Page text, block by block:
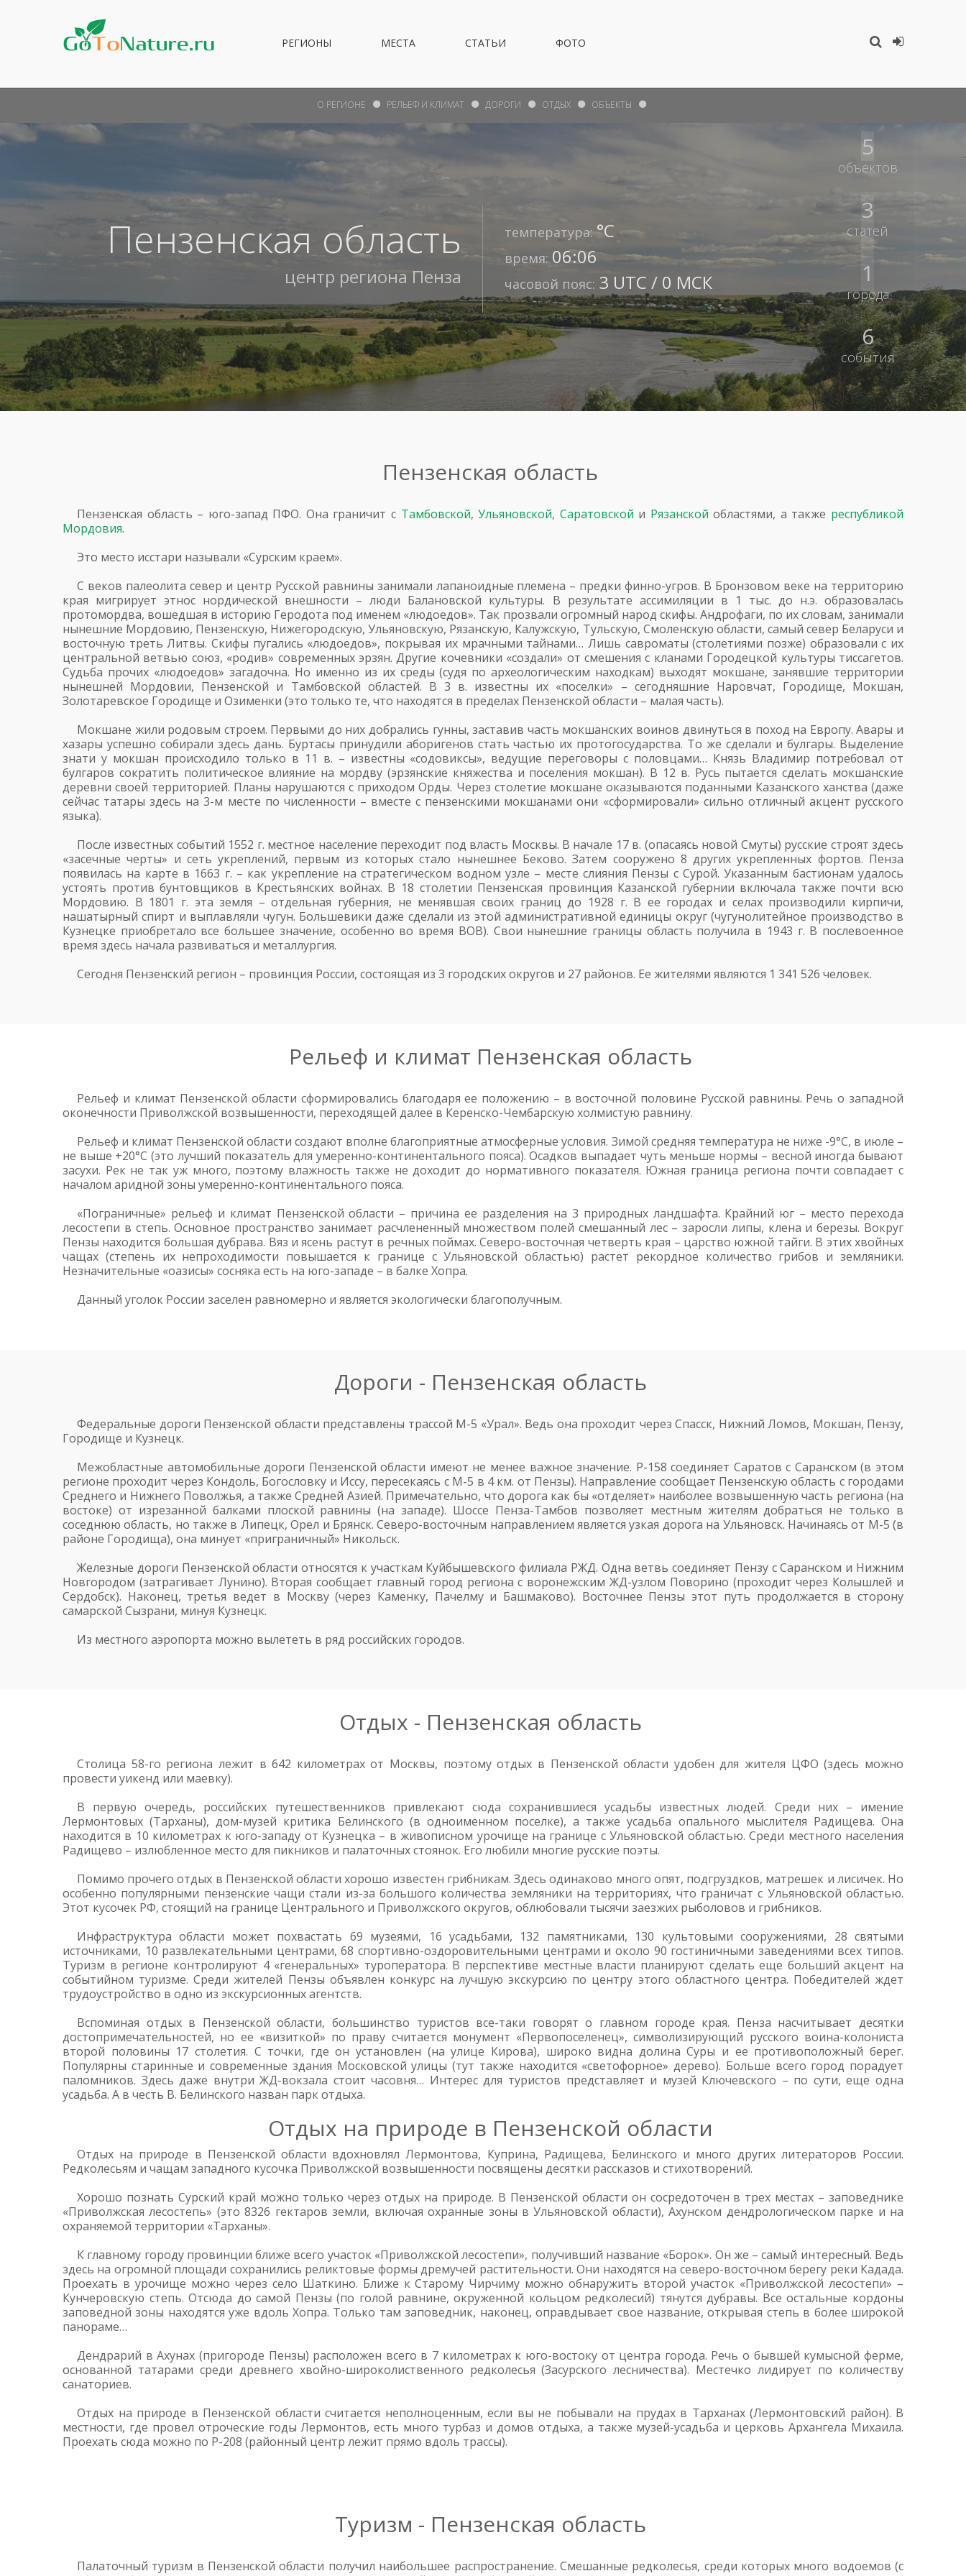
РЕГИОНЫ МЕСТА СТАТЬИ ФОТО
Пензенская область
центр региона Пенза
температура: °С
время: 06:06
часовой пояс: 3 UTC / 0 МСК
5
объектов
3
статей
1
города
6
события
О РЕГИОНЕ РЕЛЬЕФ И КЛИМАТ ДОРОГИ ОТДЫХ ОБЪЕКТЫ
Пензенская область
Пензенская область – юго-запад ПФО. Она граничит с Тамбовской,Ульяновской, Саратовской и Рязанской областями, а также республикой
Мордовия.
Это место исстари называли «Сурским краем».
С веков палеолита север и центр Русской равнины занимали лапаноидные племена – предки финно-угров. В Бронзовом веке на территорию
края мигрирует этнос нордической внешности – люди Балановской культуры. В результате ассимиляции в 1 тыс. до н.э. образовалась
протомордва, вошедшая в историю Геродота под именем «людоедов». Так прозвали огромный народ скифы. Андрофаги, по их словам, занимали
нынешние Мордовию, Пензенскую, Нижегородскую, Ульяновскую, Рязанскую, Калужскую, Тульскую, Смоленскую области, самый север Беларуси и
восточную треть Литвы. Скифы пугались «людоедов», покрывая их мрачными тайнами… Лишь савроматы (столетиями позже) образовали с их
центральной ветвью союз, «родив» современных эрзян. Другие кочевники «создали» от смешения с кланами Городецкой культуры тиссагетов.
Судьба прочих «людоедов» загадочна. Но именно из их среды (судя по археологическим находкам) выходят мокшане, занявшие территории
нынешней Мордовии, Пензенской и Тамбовской областей. В 3 в. известны их «поселки» – сегодняшние Наровчат, Городище, Мокшан,
Золотаревское Городище и Озименки (это только те, что находятся в пределах Пензенской области – малая часть).
Мокшане жили родовым строем. Первыми до них добрались гунны, заставив часть мокшанских воинов двинуться в поход на Европу. Авары и
хазары успешно собирали здесь дань. Буртасы принудили аборигенов стать частью их протогосударства. То же сделали и булгары. Выделение
знати у мокшан происходило только в 11 в. – известны «содовиксы», ведущие переговоры с половцами… Князь Владимир потребовал от
булгаров сократить политическое влияние на мордву (эрзянские княжества и поселения мокшан). В 12 в. Русь пытается сделать мокшанские
деревни своей территорией. Планы нарушаются с приходом Орды. Через столетие мокшане оказываются поданными Казанского ханства (даже
сейчас татары здесь на 3-м месте по численности – вместе с пензенскими мокшанами они «сформировали» сильно отличный акцент русского
языка).
После известных событий 1552 г. местное население переходит под власть Москвы. В начале 17 в. (опасаясь новой Смуты) русские строят здесь
«засечные черты» и сеть укреплений, первым из которых стало нынешнее Беково. Затем сооружено 8 других укрепленных фортов. Пенза
появилась на карте в 1663 г. – как укрепление на стратегическом водном узле – месте слияния Пензы с Сурой. Указанным бастионам удалось
устоять против бунтовщиков в Крестьянских войнах. В 18 столетии Пензенская провинция Казанской губернии включала также почти всю
Мордовию. В 1801 г. эта земля – отдельная губерния, не менявшая своих границ до 1928 г. В ее городах и селах производили кирпичи,
нашатырный спирт и выплавляли чугун. Большевики даже сделали из этой административной единицы округ (чугунолитейное производство в
Кузнецке приобретало все большее значение, особенно во время ВОВ). Свои нынешние границы область получила в 1943 г. В послевоенное
время здесь начала развиваться и металлургия.
Сегодня Пензенский регион – провинция России, состоящая из 3 городских округов и 27 районов. Ее жителями являются 1 341 526 человек.
Рельеф и климат Пензенская область
Рельеф и климат Пензенской области сформировались благодаря ее положению – в восточной половине Русской равнины. Речь о западной
оконечности Приволжской возвышенности, переходящей далее в Керенско-Чембарскую холмистую равнину.
Рельеф и климат Пензенской области создают вполне благоприятные атмосферные условия. Зимой средняя температура не ниже -9°C, в июле –
не выше +20°C (это лучший показатель для умеренно-континентального пояса). Осадков выпадает чуть меньше нормы – весной иногда бывают
засухи. Рек не так уж много, поэтому влажность также не доходит до нормативного показателя. Южная граница региона почти совпадает с
началом аридной зоны умеренно-континентального пояса.
«Пограничные» рельеф и климат Пензенской области – причина ее разделения на 3 природных ландшафта. Крайний юг – место перехода
лесостепи в степь. Основное пространство занимает расчлененный множеством полей смешанный лес – заросли липы, клена и березы. Вокруг
Пензы находится большая дубрава. Вяз и ясень растут в речных поймах. Северо-восточная четверть края – царство южной тайги. В этих хвойных
чащах (степень их непроходимости повышается к границе с Ульяновской областью) растет рекордное количество грибов и земляники.
Незначительные «оазисы» сосняка есть на юго-западе – в балке Хопра.
Данный уголок России заселен равномерно и является экологически благополучным.
Дороги - Пензенская область
Федеральные дороги Пензенской области представлены трассой М-5 «Урал». Ведь она проходит через Спасск, Нижний Ломов, Мокшан, Пензу,
Городище и Кузнецк.
Межобластные автомобильные дороги Пензенской области имеют не менее важное значение. Р-158 соединяет Саратов с Саранском (в этом
регионе проходит через Кондоль, Богословку и Иссу, пересекаясь с М-5 в 4 км. от Пензы). Направление сообщает Пензенскую область с городами
Среднего и Нижнего Поволжья, а также Средней Азией. Примечательно, что дорога как бы «отделяет» наиболее возвышенную часть региона (на
востоке) от изрезанной балками плоской равнины (на западе). Шоссе Пенза-Тамбов позволяет местным жителям добраться не только в
соседнюю область, но также в Липецк, Орел и Брянск. Северо-восточным направлением является узкая дорога на Ульяновск. Начинаясь от М-5 (в
районе Городища), она минует «приграничный» Никольск.
Железные дороги Пензенской области относятся к участкам Куйбышевского филиала РЖД. Одна ветвь соединяет Пензу с Саранском и Нижним
Новгородом (затрагивает Лунино). Вторая сообщает главный город региона с воронежским ЖД-узлом Поворино (проходит через Колышлей и
Сердобск). Наконец, третья ведет в Москву (через Каменку, Пачелму и Башмаково). Восточнее Пензы этот путь продолжается в сторону
самарской Сызрани, минуя Кузнецк.
Из местного аэропорта можно вылететь в ряд российских городов.
Отдых - Пензенская область
Столица 58-го региона лежит в 642 километрах от Москвы, поэтому отдых в Пензенской области удобен для жителя ЦФО (здесь можно
провести уикенд или маевку).
В первую очередь, российских путешественников привлекают сюда сохранившиеся усадьбы известных людей. Среди них – имение
Лермонтовых (Тарханы), дом-музей критика Белинского (в одноименном поселке), а также усадьба опального мыслителя Радищева. Она
находится в 10 километрах к юго-западу от Кузнецка – в живописном урочище на границе с Ульяновской областью. Среди местного населения
Радищево – излюбленное место для пикников и палаточных стоянок. Его любили многие русские поэты.
Помимо прочего отдых в Пензенской области хорошо известен грибникам. Здесь одинаково много опят, подгруздков, матрешек и лисичек. Но
особенно популярными пензенские чащи стали из-за большого количества земляники на территориях, что граничат с Ульяновской областью.
Этот кусочек РФ, стоящий на границе Центрального и Приволжского округов, облюбовали тысячи заезжих рыболовов и грибников.
Инфраструктура области может похвастать 69 музеями, 16 усадьбами, 132 памятниками, 130 культовыми сооружениями, 28 святыми
источниками, 10 развлекательными центрами, 68 спортивно-оздоровительными центрами и около 90 гостиничными заведениями всех типов.
Туризм в регионе контролируют 4 «генеральных» туроператора. В перспективе местные власти планируют сделать еще больший акцент на
событийном туризме. Среди жителей Пензы объявлен конкурс на лучшую экскурсию по центру этого областного центра. Победителей ждет
трудоустройство в одно из экскурсионных агентств.
Вспоминая отдых в Пензенской области, большинство туристов все-таки говорят о главном городе края. Пенза насчитывает десятки
достопримечательностей, но ее «визиткой» по праву считается монумент «Первопоселенец», символизирующий русского воина-колониста
второй половины 17 столетия. С точки, где он установлен (на улице Кирова), широко видна долина Суры и ее противоположный берег.
Популярны старинные и современные здания Московской улицы (тут также находится «светофорное» дерево). Больше всего город порадует
паломников. Здесь даже внутри ЖД-вокзала стоит часовня… Интерес для туристов представляет и музей Ключевского – по сути, еще одна
усадьба. А в честь В. Белинского назван парк отдыха.
Отдых на природе в Пензенской области
Отдых на природе в Пензенской области вдохновлял Лермонтова, Куприна, Радищева, Белинского и много других литераторов России.
Редколесьям и чащам западного кусочка Приволжской возвышенности посвящены десятки рассказов и стихотворений.
Хорошо познать Сурский край можно только через отдых на природе. В Пензенской области он сосредоточен в трех местах – заповеднике
«Приволжская лесостепь» (это 8326 гектаров земли, включая охранные зоны в Ульяновской области), Ахунском дендрологическом парке и на
охраняемой территории «Тарханы».
К главному городу провинции ближе всего участок «Приволжской лесостепи», получивший название «Борок». Он же – самый интересный. Ведь
здесь на огромной площади сохранились реликтовые формы дремучей растительности. Они находятся на северо-восточном берегу реки Кадада.
Проехать в урочище можно через село Шаткино. Ближе к Старому Чирчиму можно обнаружить второй участок «Приволжской лесостепи» –
Кунчеровскую степь. Отсюда до самой Пензы (по голой равнине, окруженной кольцом редколесий) тянутся дубравы. Все остальные кордоны
заповедной зоны находятся уже вдоль Хопра. Только там заповедник, наконец, оправдывает свое название, открывая степь в более широкой
панораме…
Дендрарий в Ахунах (пригороде Пензы) расположен всего в 7 километрах к юго-востоку от центра города. Речь о бывшей кумысной ферме,
основанной татарами среди древнего хвойно-широколиственного редколесья (Засурского лесничества). Местечко лидирует по количеству
санаториев.
Отдых на природе в Пензенской области считается неполноценным, если вы не побывали на прудах в Тарханах (Лермонтовский район). В
местности, где провел отроческие годы Лермонтов, есть много турбаз и домов отдыха, а также музей-усадьба и церковь Архангела Михаила.
Проехать сюда можно по Р-208 (районный центр лежит прямо вдоль трассы).
Туризм - Пензенская область
Палаточный туризм в Пензенской области получил наибольшее распространение. Смешанные редколесья, среди которых много водоемов (с